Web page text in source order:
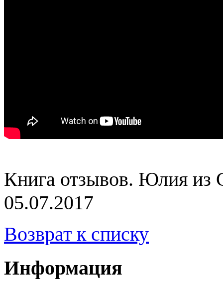
Книга отзывов. Юлия из
05.07.2017
Возврат к списку
Информация